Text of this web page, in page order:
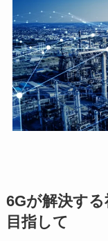
6Gが解決す
目指して